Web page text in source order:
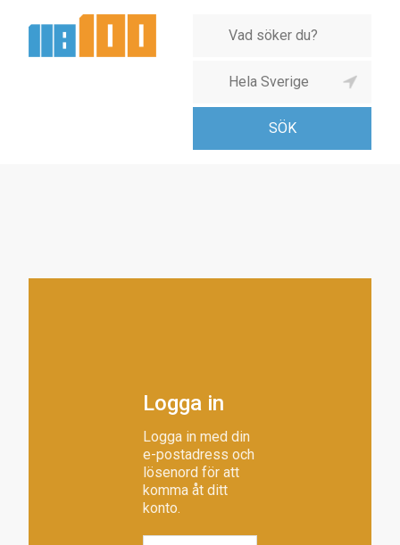
Logga in
Logga in med din
e-postadress och
lösenord för att
komma åt ditt
konto.